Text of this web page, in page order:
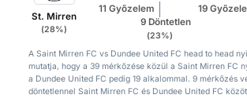
St. Mirren
(28%)
11 Győzelem
9 Döntetlen
(23%)
19
A Saint Mirren FC vs Dundee United FC head to head
mutatja, hogy a 39 mérkőzése közül a Saint Mirren FC
a Dundee United FC pedig 19 alkalommal. 9 mérkőzés
döntetlennel Saint Mirren FC és Dundee United FC